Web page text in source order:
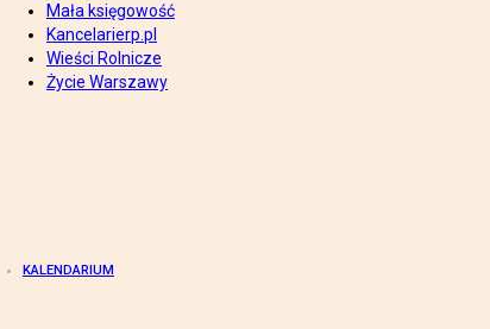
Mała księgowość
Kancelarierp.pl
Wieści Rolnicze
Życie Warszawy
KALENDARIUM